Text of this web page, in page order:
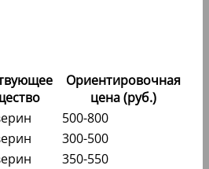
Ориентировочная
цена (руб.)
500-800
300-500
350-550